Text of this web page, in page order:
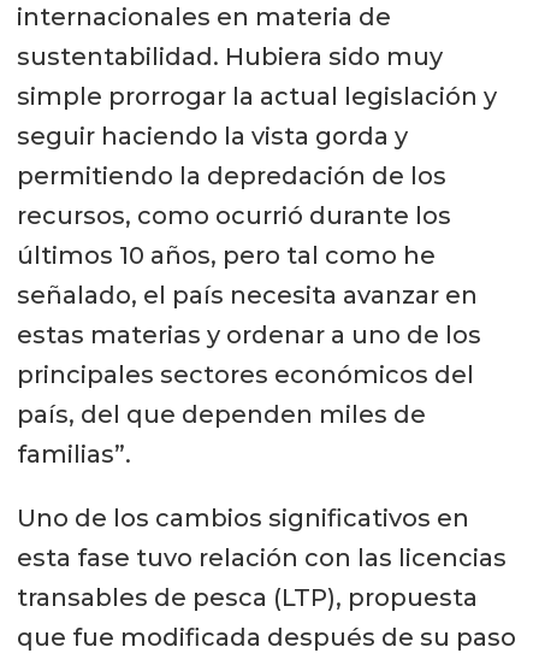
internacionales en materia de
sustentabilidad. Hubiera sido muy
simple prorrogar la actual legislación y
seguir haciendo la vista gorda y
permitiendo la depredación de los
recursos, como ocurrió durante los
últimos 10 años, pero tal como he
señalado, el país necesita avanzar en
estas materias y ordenar a uno de los
principales sectores económicos del
país, del que dependen miles de
familias”.
Uno de los cambios significativos en
esta fase tuvo relación con las licencias
transables de pesca (LTP), propuesta
que fue modificada después de su paso